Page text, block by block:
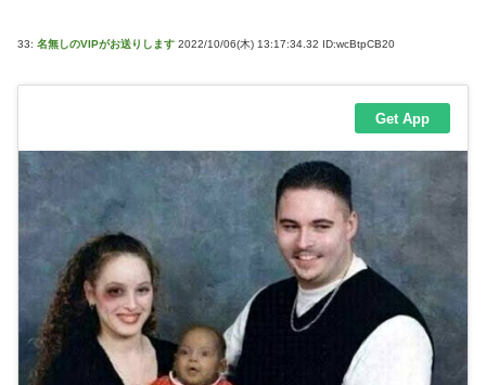
33: 名無しのVIPがお送りします 2022/10/06(木) 13:17:34.32 ID:wcBtpCB20